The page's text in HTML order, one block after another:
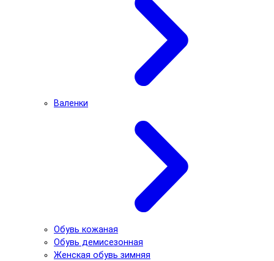
Валенки
Обувь кожаная
Обувь демисезонная
Женская обувь зимняя